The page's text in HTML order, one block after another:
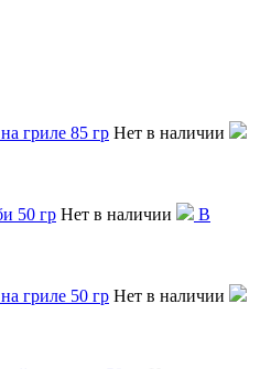
гриле 85 гр Нет в наличии
50 гр Нет в наличии
В
гриле 50 гр Нет в наличии